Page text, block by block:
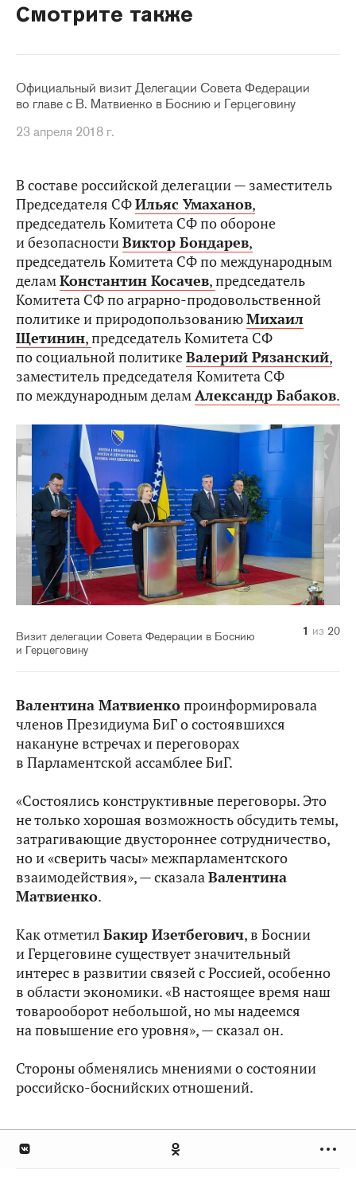
Смотрите также
Официальный визит Делегации Совета Федерации
во главе с В. Матвиенко в Боснию и Герцеговину
23 апреля 2018 г.
В составе российской делегации — заместитель
Председателя СФИльяс Умаханов,
председатель Комитета СФ по обороне
и безопасностиВиктор Бондарев,
председатель Комитета СФ по международным
деламКонстантин Косачев,председатель
Комитета СФ по аграрно-продовольственной
политике и природопользованиюМихаил
Щетинин,председатель Комитета СФ
по социальной политикеВалерий Рязанский,
заместитель председателя Комитета СФ
по международным деламАлександр Бабаков.
Визит делегации Совета Федерации в Боснию
и Герцеговину
1 из 20
2 из 20
3 из 20
4 из 20
5 из 20
6 из 20
7 из 20
8 из 20
9 из 20
10 из 20
11 из 20
12 из 20
13 из 20
14 из 20
15 из 20
16 из 20
17 из 20
18 из 20
19 из 20
20 из 20
Валентина Матвиенкопроинформировала
членов Президиума БиГ о состоявшихся
накануне встречах и переговорах
в Парламентской ассамблее БиГ.
«Состоялись конструктивные переговоры. Это
не только хорошая возможность обсудить темы,
затрагивающие двустороннее сотрудничество,
но и «сверить часы» межпарламентского
взаимодействия», — сказалаВалентина
Матвиенко.
Как отметил Бакир Изетбегович, в Боснии
и Герцеговине существует значительный
интерес в развитии связей с Россией, особенно
в области экономики. «В настоящее время наш
товарооборот небольшой, но мы надеемся
на повышение его уровня», — сказал он.
Стороны обменялись мнениями о состоянии
российско-боснийских отношений.